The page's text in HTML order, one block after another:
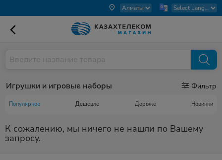
Игрушки и игровые наборы Фильтр
Популярное Дешевле Дороже Новинки
К сожалению, мы ничего не нашли по Вашему
запросу.